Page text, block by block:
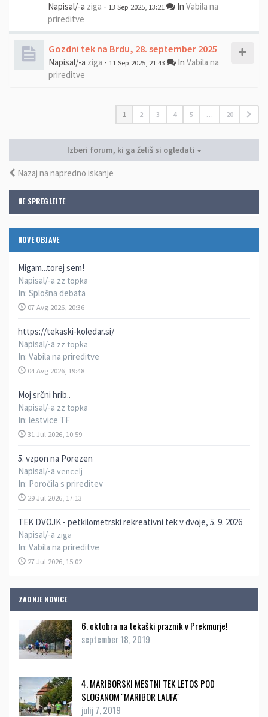
NE SPREGLEJTE
NOVE OBJAVE
Migam...torej sem!
Napisal/-a zz topka
In: Splošna debata
07 Avg 2026, 20:36
https://tekaski-koledar.si/
Napisal/-a zz topka
In: Vabila na prireditve
04 Avg 2026, 19:48
Moj srčni hrib..
Napisal/-a zz topka
In: lestvice TF
31 Jul 2026, 10:59
5. vzpon na Porezen
Napisal/-a vencelj
In: Poročila s prireditev
29 Jul 2026, 17:13
TEK DVOJK - petkilometrski rekreativni tek v dvoje, 5. 9. 2026
Napisal/-a ziga
In: Vabila na prireditve
27 Jul 2026, 15:02
ZADNJE NOVICE
6. oktobra na tekaški praznik v Prekmurje!
september 18, 2019
4. MARIBORSKI MESTNI TEK LETOS POD
SLOGANOM ''MARIBOR LAUFA''
julij 7, 2019
Napisal/-a ziga - 13 Sep 2025, 13:21 In Vabila na
prireditve
Gozdni tek na Brdu, 28. september 2025
Napisal/-a ziga - 11 Sep 2025, 21:43 In Vabila na
prireditve
1 2 3 4 5 … 20
Izberi forum, ki ga želiš si ogledati
Nazaj na napredno iskanje